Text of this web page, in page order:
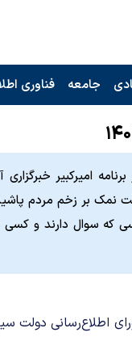
جامعه فناوری
امیرکبیر خبرگزاری
سوال دارند و کسی
اطلاع‌رسانی دولت